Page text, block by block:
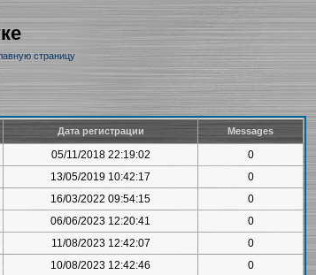
страницу
Дата регистрации Messages
05/11/2018 22:19:02
0
13/05/2019 10:42:17
0
16/03/2022 09:54:15
0
06/06/2023 12:20:41
0
11/08/2023 12:42:07
0
10/08/2023 12:42:46
0